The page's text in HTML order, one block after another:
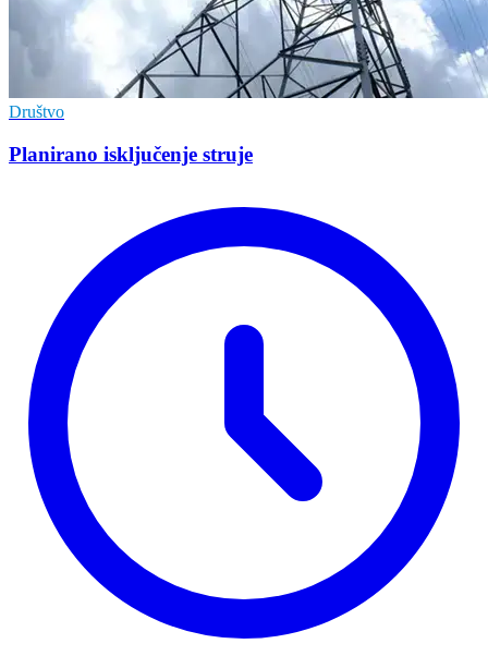
Društvo
Planirano isključenje struje